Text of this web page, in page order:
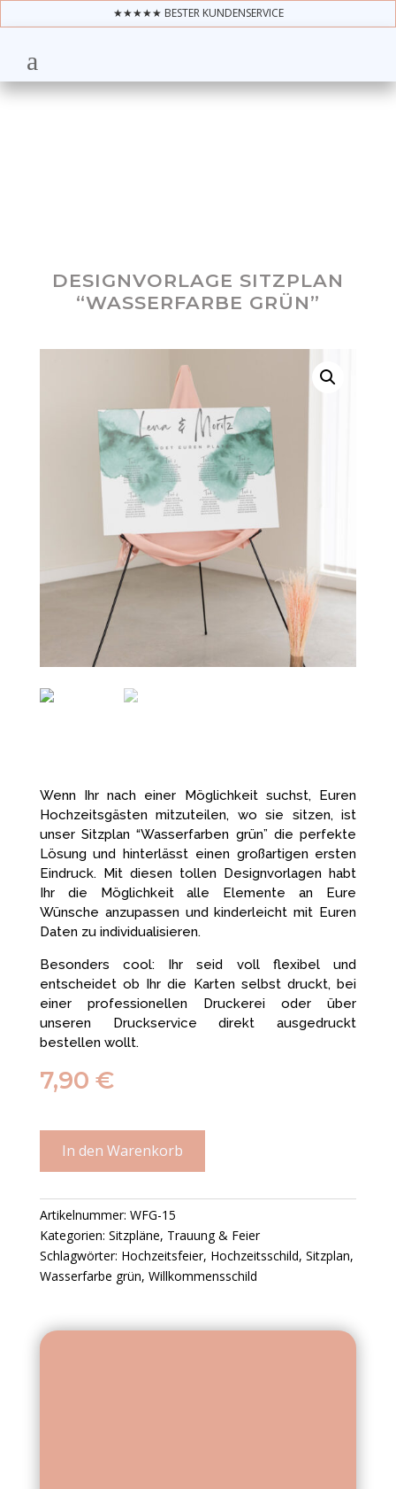
★★★★★ BESTER KUNDENSERVICE
DESIGNVORLAGE SITZPLAN
“WASSERFARBE GRÜN”
Wenn Ihr nach einer Möglichkeit suchst, Euren
Hochzeitsgästen mitzuteilen, wo sie sitzen, ist
unser Sitzplan “Wasserfarben grün” die perfekte
Lösung und hinterlässt einen großartigen ersten
Eindruck. Mit diesen tollen Designvorlagen habt
Ihr die Möglichkeit alle Elemente an Eure
Wünsche anzupassen und kinderleicht mit Euren
Daten zu individualisieren.
Besonders cool: Ihr seid voll flexibel und
entscheidet ob Ihr die Karten selbst druckt, bei
einer professionellen Druckerei oder über
unseren Druckservice direkt ausgedruckt
bestellen wollt.
7,90 €
In den Warenkorb
Artikelnummer: WFG-15
Kategorien: Sitzpläne, Trauung & Feier
Schlagwörter: Hochzeitsfeier, Hochzeitsschild, Sitzplan,
Wasserfarbe grün, Willkommensschild